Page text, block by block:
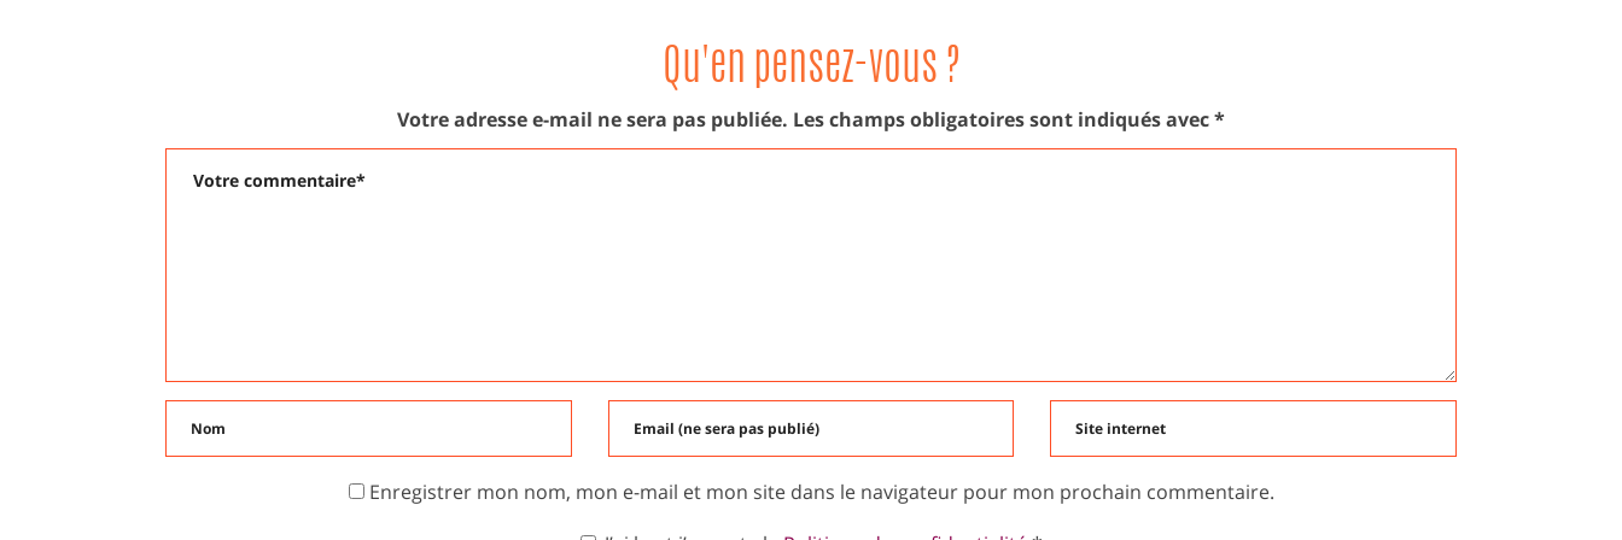
Qu'en pensez-vous ?
Votre adresse e-mail ne sera pas publiée. Les champs obligatoires sont indiqués avec*
Enregistrer mon nom, mon e-mail et mon site dans le navigateur pour mon prochain commentaire.